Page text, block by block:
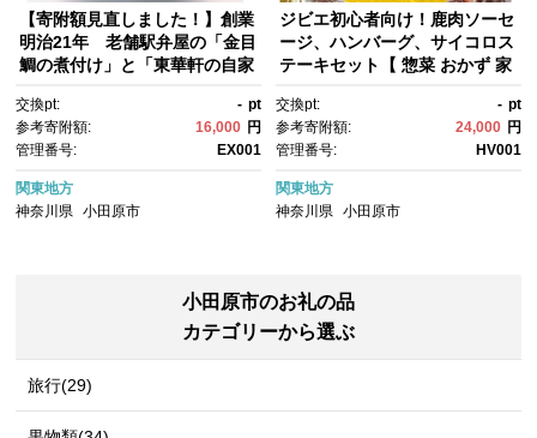
【寄附額見直しました！】創業
明治21年 老舗駅弁屋の「金目
鯛の煮付け」と「東華軒の自家
鯛 キンメダイ キンメ 煮つけ 煮
付け 姿煮 1尾 惣菜 おかず 家庭
用 自宅で とりそぼろ 駅弁 神奈
川県 小田原市 】
交換pt: - pt
参考寄附額:
16,000 円
管理番号:
EX001
関東地方
神奈川県
小田原市
ジビエ初心者向け！鹿肉ソーセ
ージ、ハンバーグ、サイコロス
テーキセット【 惣菜 おかず 家
ト お取り寄せ お中元 お歳暮 贈
り物 神奈川県 小田原市 】
交換pt: - pt
参考寄附額:
24,000 円
管理番号:
HV001
関東地方
神奈川県 小田原市
小田原市のお礼の品
カテゴリーから選ぶ
旅行(29)